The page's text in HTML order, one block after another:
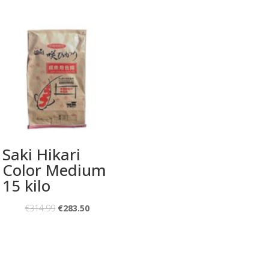
Saki Hikari
Color Medium
15 kilo
€314.99 €283.50